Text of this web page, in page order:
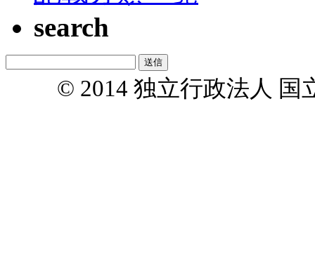
search
© 2014 独立行政法人 国